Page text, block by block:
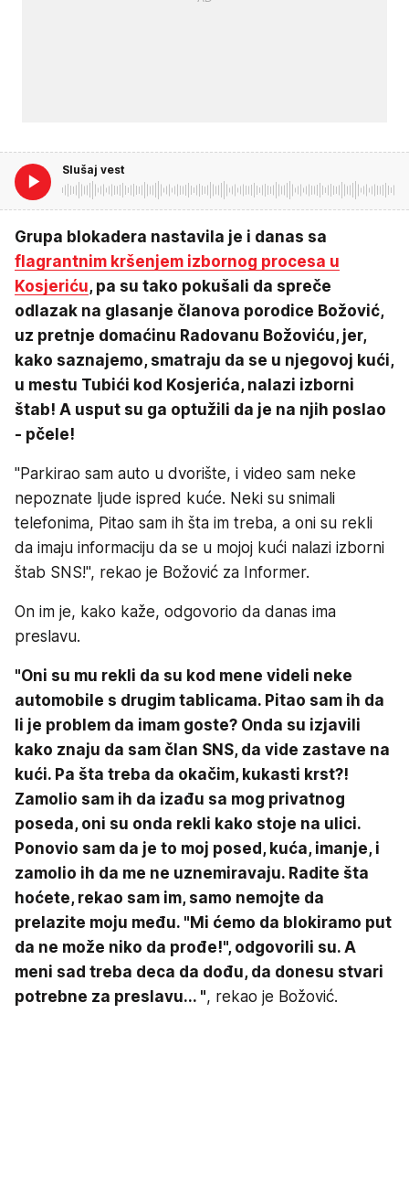
Slušaj vest
Grupa blokadera nastavila je i danas sa
flagrantnim kršenjem izbornog procesa u
Kosjeriću, pa su tako pokušali da spreče
odlazak na glasanje članova porodice Božović,
uz pretnje domaćinu Radovanu Božoviću, jer,
kako saznajemo, smatraju da se u njegovoj kući,
u mestu Tubići kod Kosjerića, nalazi izborni
štab! A usput su ga optužili da je na njih poslao
- pčele!
"Parkirao sam auto u dvorište, i video sam neke
nepoznate ljude ispred kuće. Neki su snimali
telefonima, Pitao sam ih šta im treba, a oni su rekli
da imaju informaciju da se u mojoj kući nalazi izborni
štab SNS!", rekao je Božović za Informer.
On im je, kako kaže, odgovorio da danas ima
preslavu.
"Oni su mu rekli da su kod mene videli neke
automobile s drugim tablicama. Pitao sam ih da
li je problem da imam goste? Onda su izjavili
kako znaju da sam član SNS, da vide zastave na
kući. Pa šta treba da okačim, kukasti krst?!
Zamolio sam ih da izađu sa mog privatnog
poseda, oni su onda rekli kako stoje na ulici.
Ponovio sam da je to moj posed, kuća, imanje, i
zamolio ih da me ne uznemiravaju. Radite šta
hoćete, rekao sam im, samo nemojte da
prelazite moju među. "Mi ćemo da blokiramo put
da ne može niko da prođe!", odgovorili su. A
meni sad treba deca da dođu, da donesu stvari
potrebne za preslavu... ", rekao je Božović.